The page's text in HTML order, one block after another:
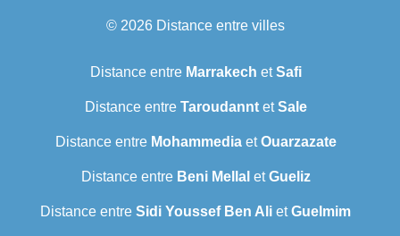
© 2026 Distance entre villes
Distance entre Marrakech etSafi
Distance entre TaroudanntetSale
Distance entre MohammediaetOuarzazate
Distance entre Beni Mellal etGueliz
Distance entre Sidi Youssef Ben Ali etGuelmim